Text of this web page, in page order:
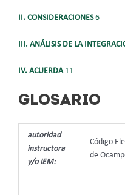
II. CONSIDERACIONES6
III. ANÁLISIS DE LA
IV. ACUERDA11
GLOSARIO
autoridad
instructora
y/o IEM:
Código
de